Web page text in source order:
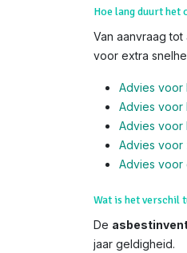
Hoe lang duurt het
Van aanvraag
voor extra
Advies voor
Advies voor
Advies voor
Advies voor
Advies voor
Wat is het verschil
De
jaar geldigheid.